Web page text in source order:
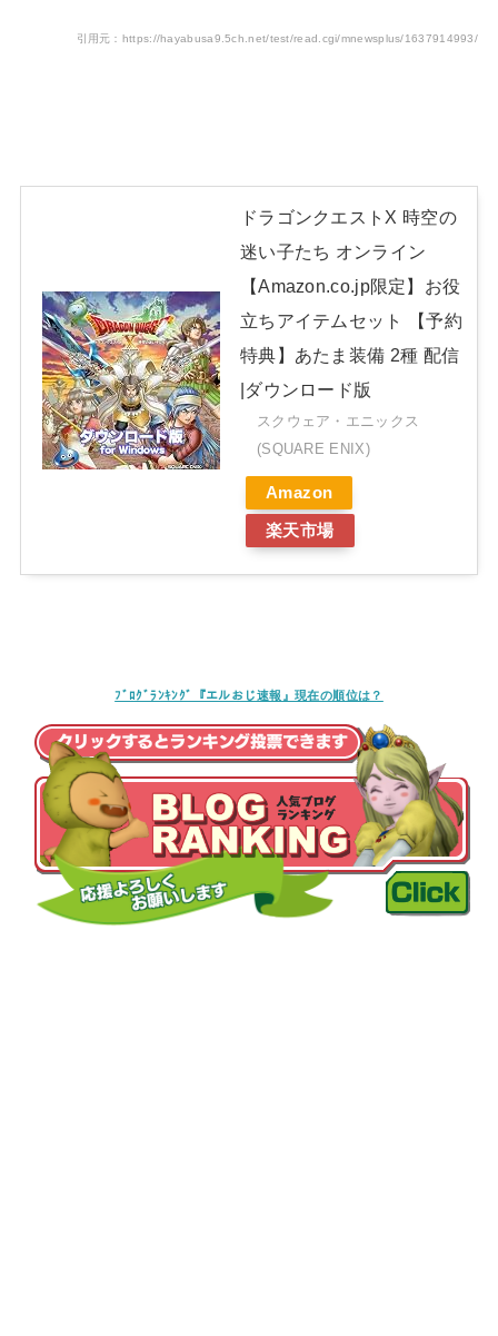
引用元：https://hayabusa9.5ch.net/test/read.cgi/mnewsplus/1637914993/
ドラゴンクエストX 時空の
迷い子たち オンライン
【Amazon.co.jp限定】お役
立ちアイテムセット 【予約
特典】あたま装備 2種 配信
|ダウンロード版
スクウェア・エニックス
(SQUARE ENIX)
Amazon
楽天市場
ﾌﾞﾛｸﾞﾗﾝｷﾝｸﾞ『エルおじ速報』現在の順位は？